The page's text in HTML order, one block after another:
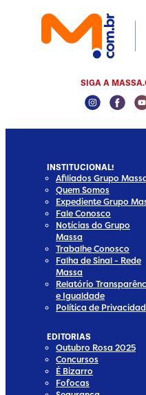
SIGA A
INSTITUCIONAL!
Afiliados Grupo
Quem Somos
Expediente Grupo
Fale Conosco
Notícias do Grupo
Massa
Trabalhe Conosco
Falha de Sinal - Rede
Massa
Relatório
e Igualdade
Política de
EDITORIAS
Outubro Rosa 2025
Concursos
É Bizarro
Fofocas